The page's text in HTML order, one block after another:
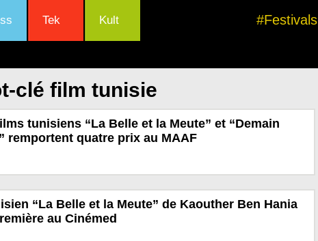
Tek Kult #Festivals
clé film tunisie
tunisiens “La Belle et la Meute” et “Demain
remportent quatre prix au MAAF
“La Belle et la Meute” de Kaouther Ben Hania
au Cinémed